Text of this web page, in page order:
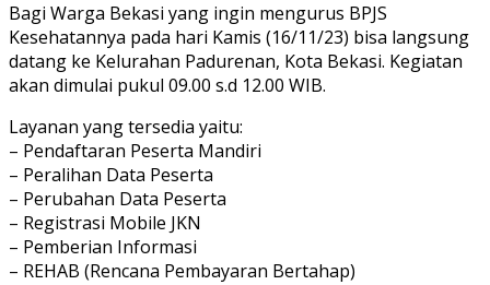
Bagi Warga Bekasi yang ingin mengurus BPJS
Kesehatannya pada hari Kamis (16/11/23) bisa langsung
datang ke Kelurahan Padurenan, Kota Bekasi. Kegiatan
akan dimulai pukul 09.00 s.d 12.00 WIB.
Layanan yang tersedia yaitu:
– Pendaftaran Peserta Mandiri
– Peralihan Data Peserta
– Perubahan Data Peserta
– Registrasi Mobile JKN
– Pemberian Informasi
– REHAB (Rencana Pembayaran Bertahap)